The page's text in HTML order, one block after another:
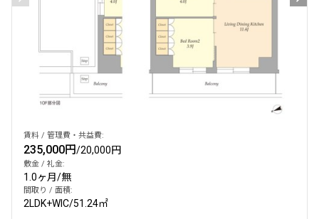
管理費/共益費含む
礼金なし
敷金なし
フリーレント付き
間取り
賃料 / 管理費・共益費:
235,000円/20,000円
敷金 / 礼金:
1.0ヶ月/無
間取り / 面積:
2LDK+WIC/51.24㎡